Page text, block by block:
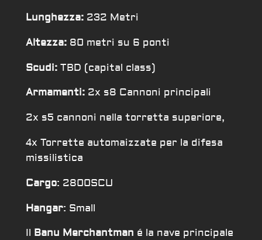
Lunghezza:232 Metri
Altezza:80 metri su 6 ponti
Scudi:TBD (capital class)
Armamenti:2x s8 Cannoni principali
2x s5 cannoni nella torretta superiore,
4x Torrette automaizzate per la difesa
missilistica
Cargo: 2800SCU
Hangar: Small
Il Banu Merchantman é la nave principale